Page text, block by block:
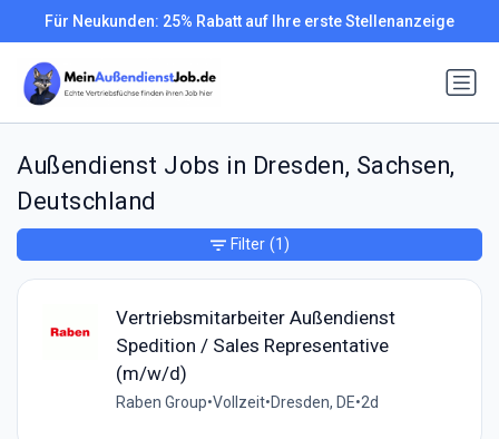
Für Neukunden: 25% Rabatt auf Ihre erste Stellenanzeige
Außendienst Jobs in Dresden, Sachsen,
Deutschland
Vertriebsmitarbeiter Außendienst
Spedition​ / Sales Representative ​
(m/w/d)
Raben Group•Vollzeit•Dresden, DE•2d
Filter (1)